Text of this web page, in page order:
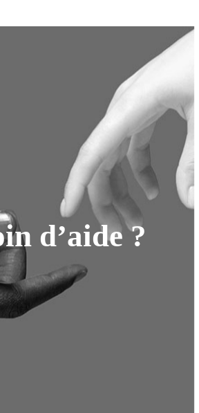
d’aide ?
de plus amples informations sur le grand
de plans de travail Coverlam Top,
pas à nous contacter.